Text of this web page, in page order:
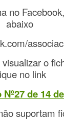
no
abaixo
o
no link
de 14
suportam